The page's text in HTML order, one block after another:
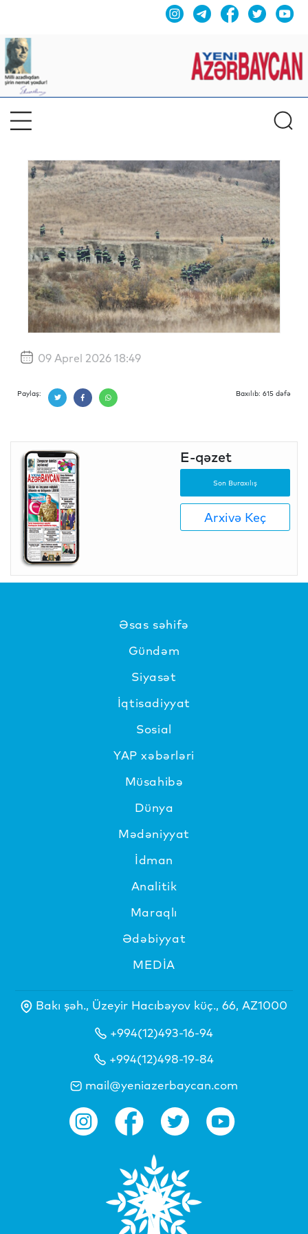
09 Aprel 2026 18:49
Paylaş: Baxılıb: 615 dəfə
E-qəzet
Son Buraxılış
Arxivə Keç
Əsas səhifə
Gündəm
Siyasət
İqtisadiyyat
Sosial
YAP xəbərləri
Müsahibə
Dünya
Mədəniyyat
İdman
Analitik
Maraqlı
Ədəbiyyat
MEDİA
Bakı şəh., Üzeyir Hacıbəyov küç., 66, AZ1000
+994(12)493-16-94
+994(12)498-19-84
mail@yeniazerbaycan.com